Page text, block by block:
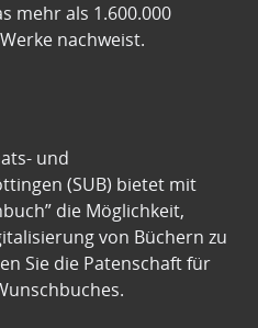
mehr als 1.600.000
nachweist.
und
(SUB) bietet mit
die Möglichkeit,
von Büchern zu
Sie die Patenschaft für